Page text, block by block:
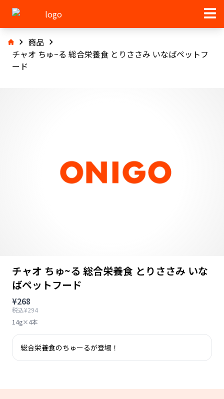
商品
チャオ ちゅ~る 総合栄養食 とりささみ いなばペットフ
ード
チャオ ちゅ~る 総合栄養食 とりささみ いな
ばペットフード
¥268
税込¥294
14g×4本
総合栄養食のちゅーるが登場！